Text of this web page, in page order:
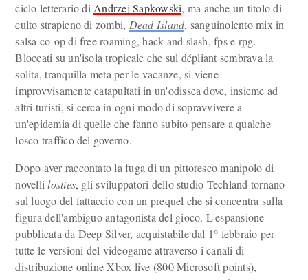
ciclo letterario di Andrzej Sapkowski, ma anche un titolo di
culto strapieno di zombi, Dead Island, sanguinolento mix in
salsa co-op di free roaming, hack and slash, fps e rpg.
Bloccati su un'isola tropicale che sul dépliant sembrava la
solita, tranquilla meta per le vacanze, si viene
improvvisamente catapultati in un'odissea dove, insieme ad
altri turisti, si cerca in ogni modo di sopravvivere a
un'epidemia di quelle che fanno subito pensare a qualche
losco traffico del governo.
Dopo aver raccontato la fuga di un pittoresco manipolo di
novellilosties, gli sviluppatori dello studio Techland tornano
sul luogo del fattaccio con un prequel che si concentra sulla
figura dell'ambiguo antagonista del gioco. L'espansione
pubblicata da Deep Silver, acquistabile dal 1° febbraio per
tutte le versioni del videogame attraverso i canali di
distribuzione online Xbox live (800 Microsoft points),